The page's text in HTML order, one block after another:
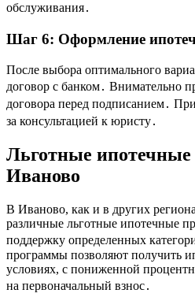
обслуживания․
Шаг 6: Оформление
После выбора оптимального
договор с банком․ Внимательно
договора перед подписанием․
за консультацией к юристу․
Льготные
Иваново
В Иваново, как и в других
различные льготные ипотечные
поддержку определенных
программы позволяют получить
условиях, с пониженной
на первоначальный взнос․